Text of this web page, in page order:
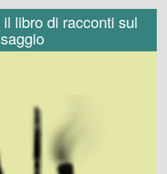
libro di racconti sul